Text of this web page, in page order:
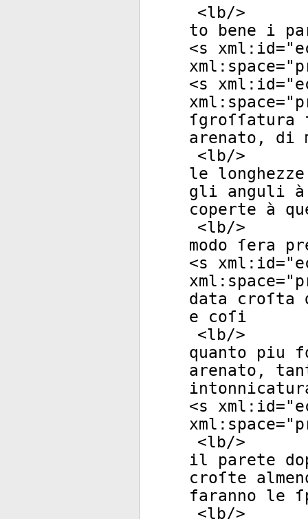
<lb/>
to bene i
<s xml:id="
xml:space="
<s xml:id="
xml:space="
arenato, di
<lb/>
le
gli anguli à
coperte à
<lb/>
modo ſera
<s xml:id="
xml:space="
data croſta
e coſi
<lb/>
quanto piu
arenato,
<s xml:id="
xml:space="
<lb/>
il parete
croſte
faranno le
<lb/>